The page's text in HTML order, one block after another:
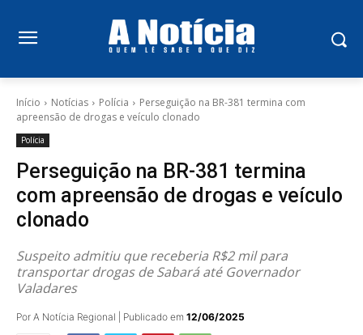
Início Notícias Polícia
Perseguição na BR-381 termina com
apreensão de drogas e veículo clonado
Polícia
Perseguição na BR-381 termina
com apreensão de drogas e veículo
clonado
Suspeito admitiu que receberia R$2 mil para
transportar drogas de Sabará até Governador
Valadares
Por A Notícia Regional | Publicado em 12/06/2025